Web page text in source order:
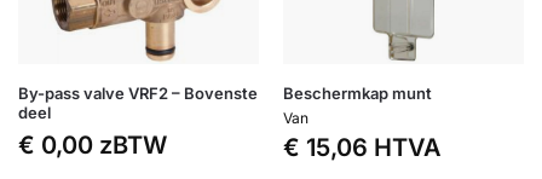
By-pass valve VRF2 – Bovenste
deel
€ 0,00 zBTW
Beschermkap munt
Van
€ 15,06 HTVA